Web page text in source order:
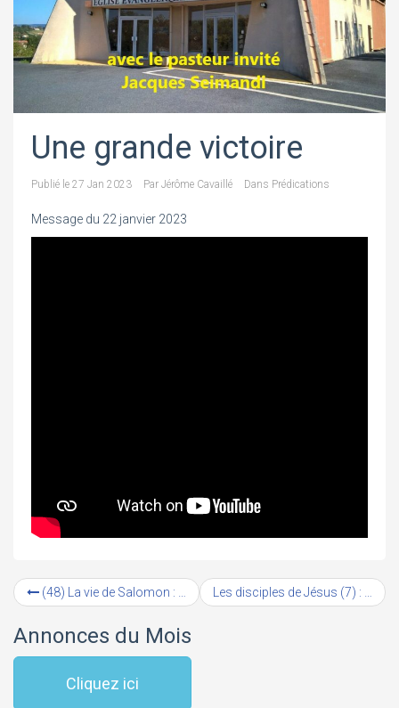
Une grande victoire
Publié le 27 Jan 2023 Par Jérôme Cavaillé Dans Prédications
Message du 22 janvier 2023
(48) La vie de Salomon : La reine de Saba (#2)
Annonces du Mois
Cliquez ici